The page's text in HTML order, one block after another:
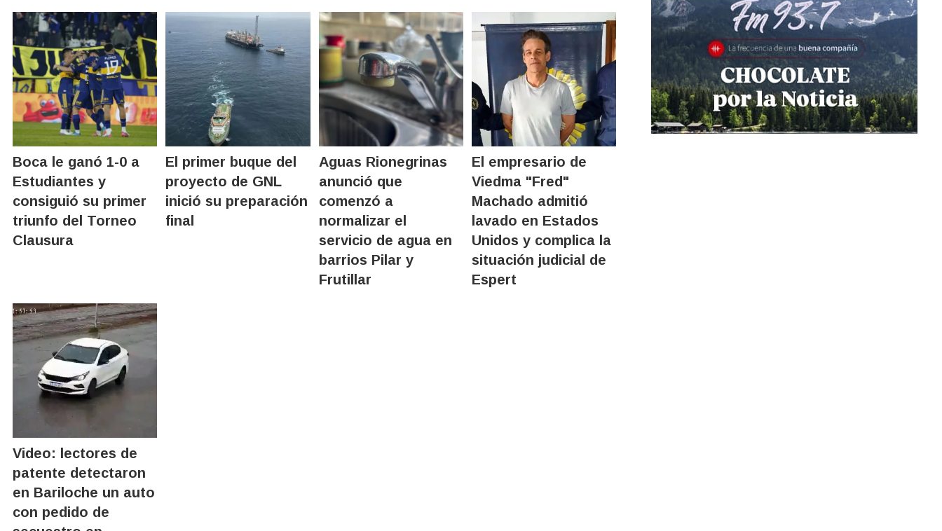
Boca le ganó 1-0 a
Estudiantes y
consiguió su primer
triunfo del Torneo
Clausura
El primer buque del
proyecto de GNL
inició su preparación
final
Aguas Rionegrinas
anunció que
comenzó a
normalizar el
servicio de agua en
barrios Pilar y
Frutillar
El empresario de
Viedma "Fred"
Machado admitió
lavado en Estados
Unidos y complica la
situación judicial de
Espert
Video: lectores de
patente detectaron
en Bariloche un auto
con pedido de